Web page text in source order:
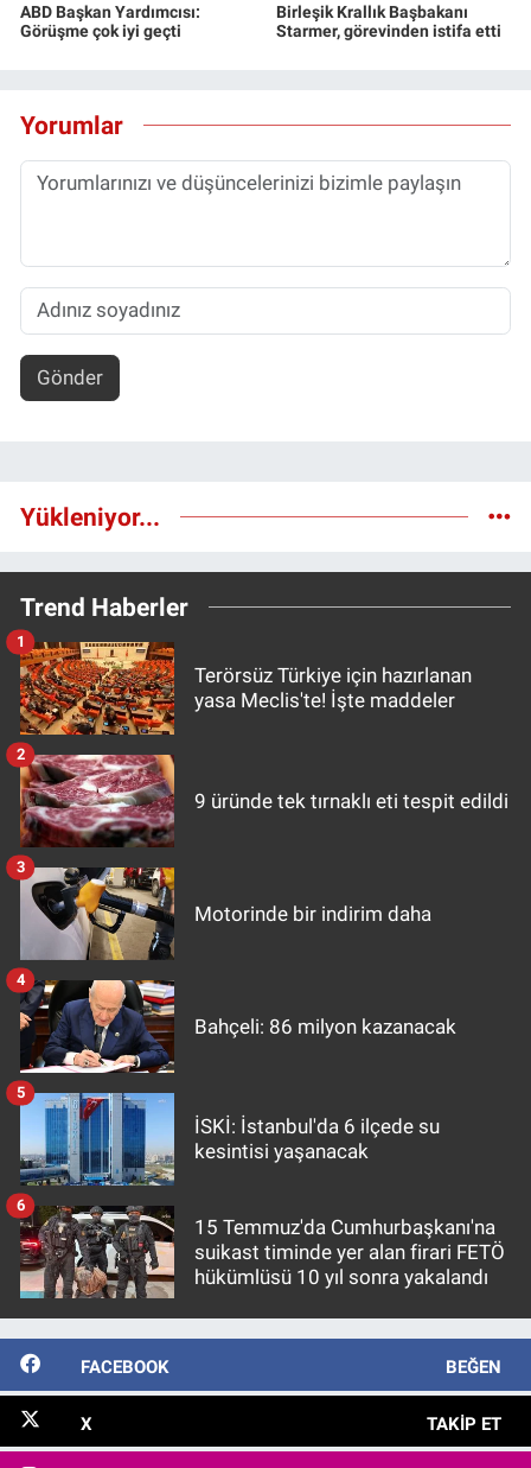
ABD Başkan Yardımcısı:
Görüşme çok iyi geçti
Birleşik Krallık Başbakanı
Starmer, görevinden istifa etti
Yorumlar
Gönder
Yükleniyor...
Trend Haberler
Terörsüz Türkiye için hazırlanan
yasa Meclis'te! İşte maddeler
1
9 üründe tek tırnaklı eti tespit edildi
2
Motorinde bir indirim daha
3
Bahçeli: 86 milyon kazanacak
4
İSKİ: İstanbul'da 6 ilçede su
kesintisi yaşanacak
5
15 Temmuz'da Cumhurbaşkanı'na
suikast timinde yer alan firari FETÖ
hükümlüsü 10 yıl sonra yakalandı
6
FACEBOOK BEĞEN
X TAKIP ET